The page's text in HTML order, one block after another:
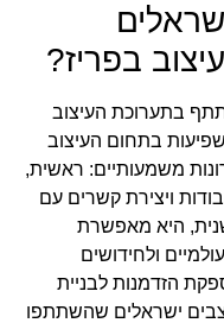
בפריז?
בתערוכת העיצוב
בתחום העיצוב
משמעותיים: ראשית,
ויצירת קשרים עם
היא מאפשרת
ולחידושים
הזדמנות לבניית
ישראלים שהשתתפו